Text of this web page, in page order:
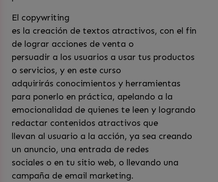
El copywriting
es la creación de textos atractivos, con el fin
de lograr acciones de venta o
persuadir a los usuarios a usar tus productos
o servicios, y en este curso
adquirirás conocimientos y herramientas
para ponerlo en práctica, apelando a la
emocionalidad de quienes te leen y logrando
redactar contenidos atractivos que
llevan al usuario a la acción, ya sea creando
un anuncio, una entrada de redes
sociales o en tu sitio web, o llevando una
campaña de email marketing.